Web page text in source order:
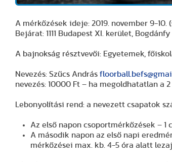
A mérkőzések ideje: 2019. november 9-10.
Bejárat: 1111 Budapest XI. kerület,
A bajnokság résztvevői: Egyetemek,
Nevezés: Szűcs András
nevezés: 10000 Ft – ha megoldhatatlan a 2
Lebonyolítási rend: a nevezett csapatok
Az első napon csoportmérkőzések –
A második napon az első napi
mérkőzései max. kb. 4-5 óra alatt